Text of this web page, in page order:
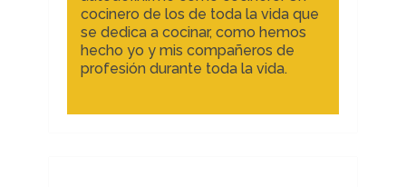
cocinero de los de toda la vida que
se dedica a cocinar, como hemos
hecho yo y mis compañeros de
profesión durante toda la vida.